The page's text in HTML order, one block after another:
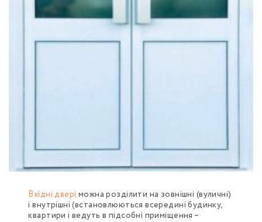
Вхідні двері можна розділити на зовнішні (вуличні)
і внутрішні (встановлюються всередині будинку,
квартири і ведуть в підсобні приміщення –